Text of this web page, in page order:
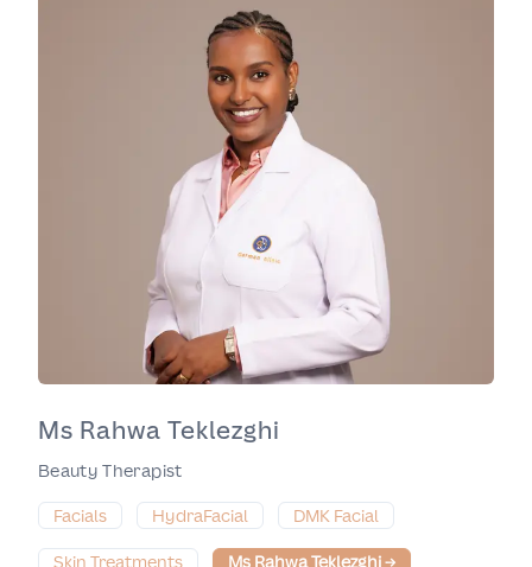
Ms Rahwa Teklezghi
Beauty Therapist
Facials
HydraFacial DMK Facial
Skin Treatments Ms Rahwa Teklezghi→